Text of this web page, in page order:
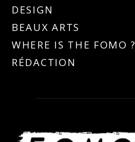
DESIGN
BEAUX ARTS
WHERE IS THE FOMO ?
RÉDACTION